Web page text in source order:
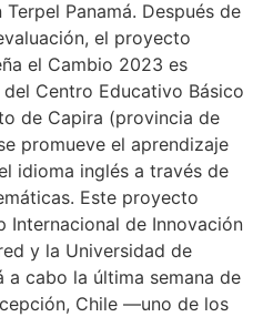
Panamá. Después de
el proyecto
el Cambio 2023 es
Centro Educativo Básico
de Capira (provincia de
promueve el aprendizaje
idioma inglés a través de
Este proyecto
Internacional de Innovación
y la Universidad de
a cabo la última semana de
Chile ―uno de los